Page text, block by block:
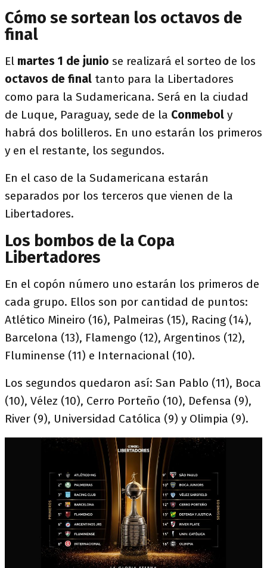
Cómo se sortean los octavos de
final
El martes 1 de junio se realizará el sorteo de los
octavos de final tanto para la Libertadores
como para la Sudamericana. Será en la ciudad
de Luque, Paraguay, sede de la Conmebol y
habrá dos bolilleros. En uno estarán los primeros
y en el restante, los segundos.
En el caso de la Sudamericana estarán
separados por los terceros que vienen de la
Libertadores.
Los bombos de la Copa
Libertadores
En el copón número uno estarán los primeros de
cada grupo. Ellos son por cantidad de puntos:
Atlético Mineiro (16), Palmeiras (15), Racing (14),
Barcelona (13), Flamengo (12), Argentinos (12),
Fluminense (11) e Internacional (10).
Los segundos quedaron así: San Pablo (11), Boca
(10), Vélez (10), Cerro Porteño (10), Defensa (9),
River (9), Universidad Católica (9) y Olimpia (9).